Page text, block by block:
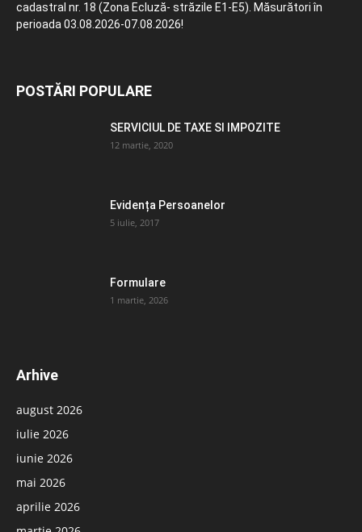
cadastral nr. 18 (Zona Ecluză- străzile E1-E5). Măsurători în
perioada 03.08.2026-07.08.2026!
POSTĂRI POPULARE
SERVICIUL DE TAXE SI IMPOZITE
12 martie, 2020
Evidența Persoanelor
5 iulie, 2017
Formulare
1 martie, 2026
Arhive
august 2026
iulie 2026
iunie 2026
mai 2026
aprilie 2026